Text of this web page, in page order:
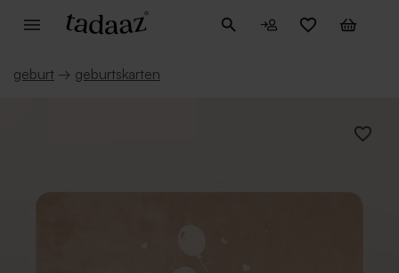
geburt → geburtskarten